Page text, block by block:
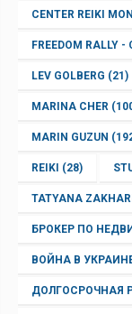
CENTER REIKI
FREEDOM RALLY -
LEV GOLBERG (21)
MARINA CHER
MARIN GUZUN
REIKI (28)
TATYANA
БРОКЕР ПО
ВОЙНА В
ДОЛГОСРОЧНАЯ